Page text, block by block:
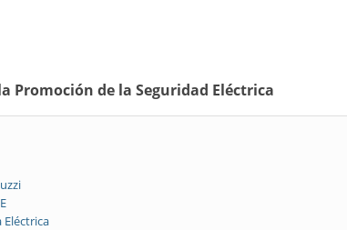
Promoción de la Seguridad Eléctrica
Eléctrica